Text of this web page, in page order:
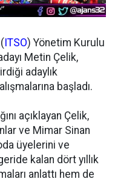
ITSO) Yönetim Kurulu
Metin Çelik,
adaylık
başladı.
açıklayan Çelik,
ve Mimar Sinan
üyelerini ve
kalan dört yıllık
anlattı hem de